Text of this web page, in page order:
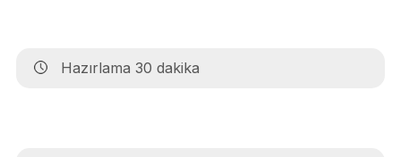
Hazırlama 30 dakika